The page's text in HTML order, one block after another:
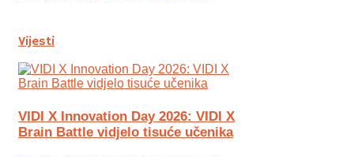
Vijesti
VIDI X Innovation Day 2026: VIDI X
Brain Battle vidjelo tisuće učenika